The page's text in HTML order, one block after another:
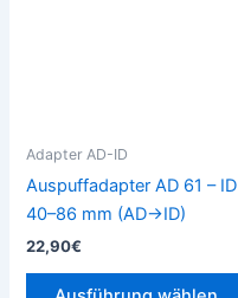
Adapter AD-ID
Auspuffadapter AD 61 – ID
40–86 mm (AD→ID)
22,90€